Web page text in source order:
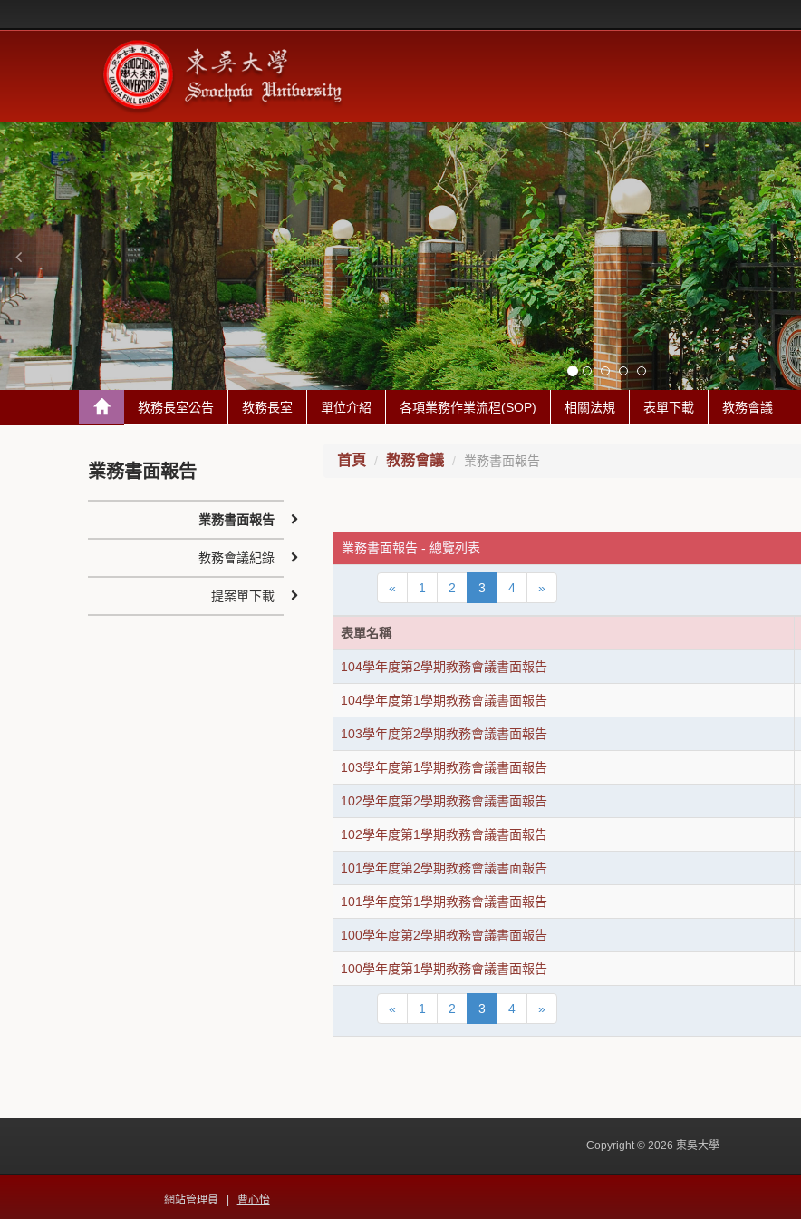
教務長室公告 教務長室 單位介紹 各項業務作業流程(SOP) 相關法規 表單下載 教務會議
首頁 教務會議 業務書面報告
業務書面報告 - 總覽列表
« 1 2 3 4 »
表單名稱
104學年度第2學期教務會議書面報告
104學年度第1學期教務會議書面報告
103學年度第2學期教務會議書面報告
103學年度第1學期教務會議書面報告
102學年度第2學期教務會議書面報告
102學年度第1學期教務會議書面報告
101學年度第2學期教務會議書面報告
101學年度第1學期教務會議書面報告
100學年度第2學期教務會議書面報告
100學年度第1學期教務會議書面報告
« 1 2 3 4 »
業務書面報告
業務書面報告
教務會議紀錄
提案單下載
Copyright © 2026 東吳大學
網站管理員 | 曹心怡